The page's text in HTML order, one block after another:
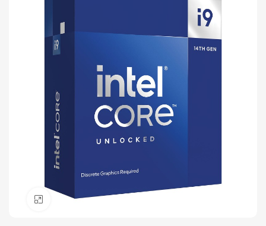
Click to enlarge